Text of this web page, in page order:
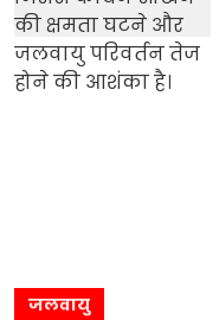
जलवायु